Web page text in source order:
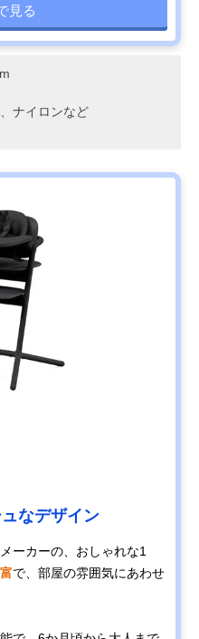
見る
ナイロンなど
なデザイン
ーカーの、おしゃれな1
で、部屋の雰囲気にあわせ